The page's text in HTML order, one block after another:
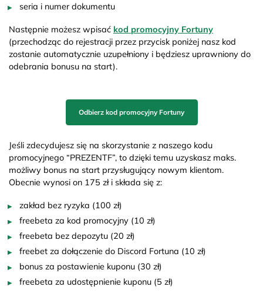
seria i numer dokumentu
Następnie możesz wpisać kod promocyjny Fortuny
(przechodząc do rejestracji przez przycisk poniżej nasz kod
zostanie automatycznie uzupełniony i będziesz uprawniony do
odebrania bonusu na start).
Odbierz kod promocyjny Fortuny
Jeśli zdecydujesz się na skorzystanie z naszego kodu
promocyjnego “PREZENTF”, to dzięki temu uzyskasz maks.
możliwy bonus na start przysługujący nowym klientom.
Obecnie wynosi on 175 zł i składa się z:
zakład bez ryzyka (100 zł)
freebeta za kod promocyjny (10 zł)
freebeta bez depozytu (20 zł)
freebet za dołączenie do Discord Fortuna (10 zł)
bonus za postawienie kuponu (30 zł)
freebeta za udostępnienie kuponu (5 zł)